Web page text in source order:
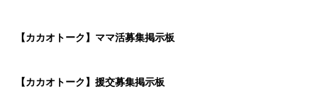
【カカオトーク】ママ活募集掲示板
【カカオトーク】援交募集掲示板